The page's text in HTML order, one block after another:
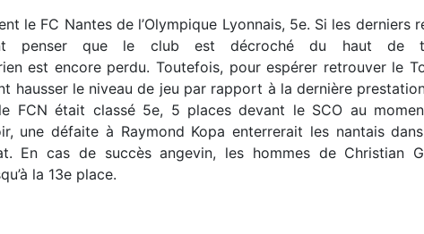
le FC Nantes de l’Olympique Lyonnais, 5e. Si les derniers
penser que le club est décroché du haut de
est encore perdu. Toutefois, pour espérer retrouver le
hausser le niveau de jeu par rapport à la dernière
FCN était classé 5e, 5 places devant le SCO au
une défaite à Raymond Kopa enterrerait les nantais
En cas de succès angevin, les hommes de Christian
la 13e place.